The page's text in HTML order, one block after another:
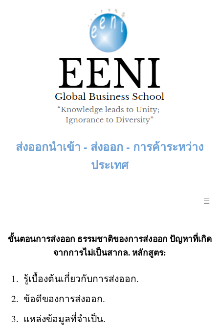
ส่งออกนำเข้า - ส่งออก - การค้าระหว่าง
ประเทศ
☰
ขั้นตอนการส่งออก ธรรมชาติของการส่งออก ปัญหาที่เกิด
จากการไม่เป็นสากล. หลักสูตร:
รู้เบื้องต้นเกี่ยวกับการส่งออก.
ข้อดีของการส่งออก.
แหล่งข้อมูลที่จำเป็น.